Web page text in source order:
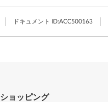
ドキュメント ID:ACC500163
ショッピング